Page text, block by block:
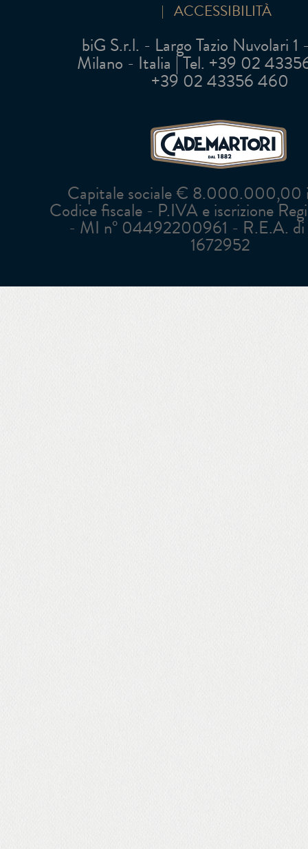
ACCESSIBILITÀ
biG S.r.l. - Largo Tazio Nuvolari
Milano - Italia | Tel. +39 02 43356
+39 02 43356 460
Capitale sociale € 8.000.000,00
Codice fiscale - P.IVA e iscrizione
- MI n° 04492200961 - R.E.A. di
1672952